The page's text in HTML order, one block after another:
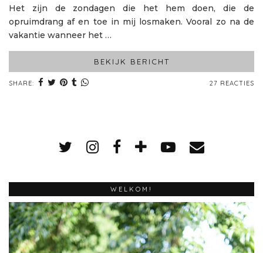
Het zijn de zondagen die het hem doen, die de
opruimdrang af en toe in mij losmaken. Vooral zo na de
vakantie wanneer het …
BEKIJK BERICHT
SHARE: 27 REACTIES
WELKOM!